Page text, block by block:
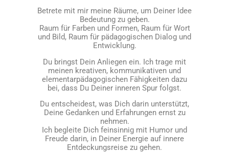
Betrete mit mir meine Räume, um Deiner Idee
Bedeutung zu geben.
Raum für Farben und Formen, Raum für Wort
und Bild, Raum für pädagogischen Dialog und
Entwicklung.
Du bringst Dein Anliegen ein. Ich trage mit
meinen kreativen, kommunikativen und
elementarpädagogischen Fähigkeiten dazu
bei, dass Du Deiner inneren Spur folgst.
Du entscheidest, was Dich darin unterstützt,
Deine Gedanken und Erfahrungen ernst zu
nehmen.
Ich begleite Dich feinsinnig mit Humor und
Freude darin, in Deiner Energie auf innere
Entdeckungsreise zu gehen.